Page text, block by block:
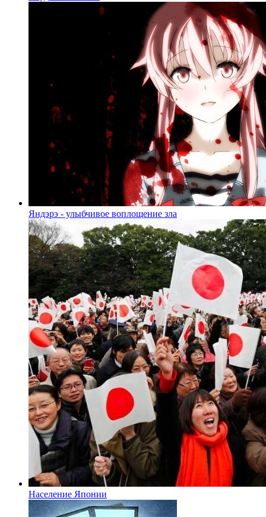
Яндэрэ - улыбчивое воплощение зла
Население Японии